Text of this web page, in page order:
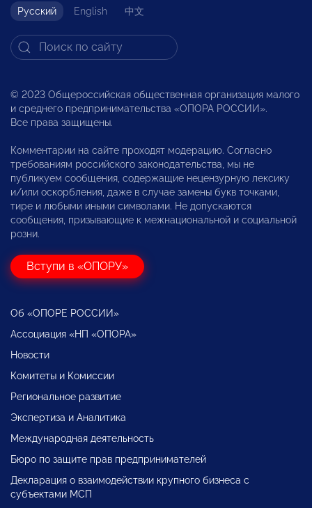
Русский English 中文
© 2023 Общероссийская общественная организация малого
и среднего предпринимательства «ОПОРА РОССИИ».
Все права защищены.
Комментарии на сайте проходят модерацию. Согласно
требованиям российского законодательства, мы не
публикуем сообщения, содержащие нецензурную лексику
и/или оскорбления, даже в случае замены букв точками,
тире и любыми иными символами. Не допускаются
сообщения, призывающие к межнациональной и социальной
розни.
Вступи в «ОПОРУ»
Об «ОПОРЕ РОССИИ»
Ассоциация «НП «ОПОРА»
Новости
Комитеты и Комиссии
Региональное развитие
Экспертиза и Аналитика
Международная деятельность
Бюро по защите прав предпринимателей
Декларация о взаимодействии крупного бизнеса с
субъектами МСП